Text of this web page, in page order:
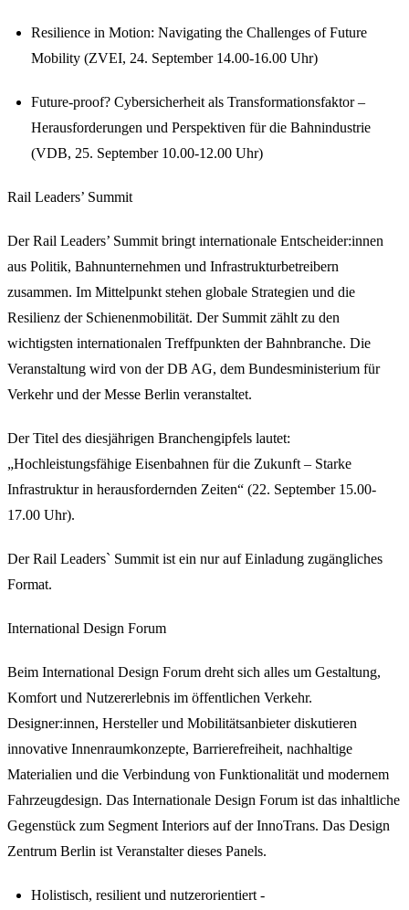
Resilience in Motion: Navigating the Challenges of Future
Mobility (ZVEI, 24. September 14.00-16.00 Uhr)
Future-proof? Cybersicherheit als Transformationsfaktor –
Herausforderungen und Perspektiven für die Bahnindustrie
(VDB, 25. September 10.00-12.00 Uhr)
Rail Leaders’ Summit
Der Rail Leaders’ Summit bringt internationale Entscheider:innen
aus Politik, Bahnunternehmen und Infrastrukturbetreibern
zusammen. Im Mittelpunkt stehen globale Strategien und die
Resilienz der Schienenmobilität. Der Summit zählt zu den
wichtigsten internationalen Treffpunkten der Bahnbranche. Die
Veranstaltung wird von der DB AG, dem Bundesministerium für
Verkehr und der Messe Berlin veranstaltet.
Der Titel des diesjährigen Branchengipfels lautet:
„Hochleistungsfähige Eisenbahnen für die Zukunft – Starke
Infrastruktur in herausfordernden Zeiten“ (22. September 15.00-
17.00 Uhr).
Der Rail Leaders` Summit ist ein nur auf Einladung zugängliches
Format.
International Design Forum
Beim International Design Forum dreht sich alles um Gestaltung,
Komfort und Nutzererlebnis im öffentlichen Verkehr.
Designer:innen, Hersteller und Mobilitätsanbieter diskutieren
innovative Innenraumkonzepte, Barrierefreiheit, nachhaltige
Materialien und die Verbindung von Funktionalität und modernem
Fahrzeugdesign. Das Internationale Design Forum ist das inhaltliche
Gegenstück zum Segment Interiors auf der InnoTrans. Das Design
Zentrum Berlin ist Veranstalter dieses Panels.
Holistisch, resilient und nutzerorientiert -